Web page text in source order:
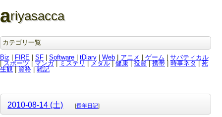
ariyasacca
カテゴリ一覧
Biz
FIRE SF Software tDiary Web アニメ ゲーム
サバティカル
スポーツ | マンガ| ミステリ メタル 健康 投資 携帯 | 時事ネタ
死
生観
資格| 雑記
2010-08-14 (土) [長年日記]